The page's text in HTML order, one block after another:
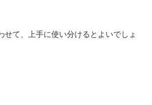
せて、上手に使い分けるとよいでしょ